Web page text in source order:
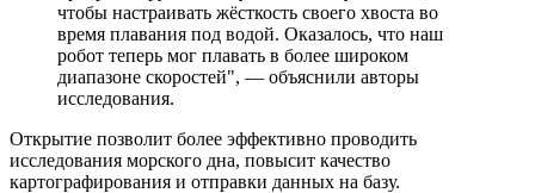
чтобы настраивать жёсткость своего хвоста во
время плавания под водой. Оказалось, что наш
робот теперь мог плавать в более широком
диапазоне скоростей", — объяснили авторы
исследования.
Открытие позволит более эффективно проводить
исследования морского дна, повысит качество
картографирования и отправки данных на базу.